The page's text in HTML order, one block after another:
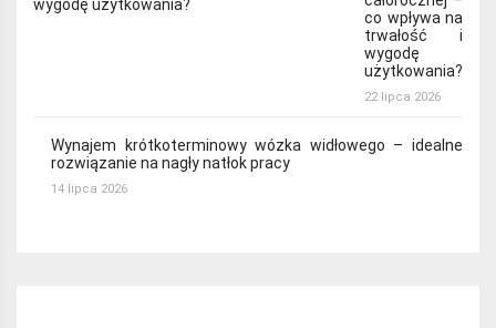
co wpływa na
trwałość i
wygodę
użytkowania?
22 lipca 2026
Wynajem krótkoterminowy wózka widłowego – idealne
rozwiązanie na nagły natłok pracy
14 lipca 2026